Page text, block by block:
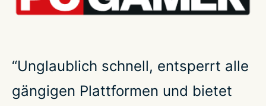
Warum ExpressVPN das beste Gaming-VPN ist
Was ist ein guter Ping fürs Gaming?
“Unglaublich schnell, entsperrt alle
gängigen Plattformen und bietet